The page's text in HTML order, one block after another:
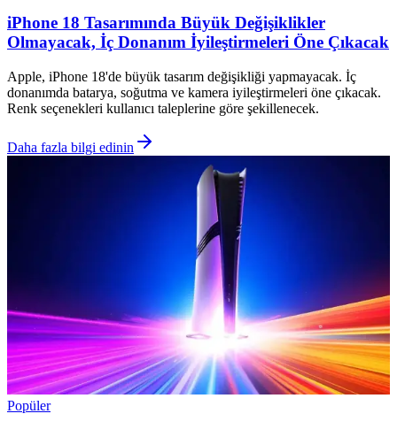
iPhone 18 Tasarımında Büyük Değişiklikler
Olmayacak, İç Donanım İyileştirmeleri Öne Çıkacak
Apple, iPhone 18'de büyük tasarım değişikliği yapmayacak. İç
donanımda batarya, soğutma ve kamera iyileştirmeleri öne çıkacak.
Renk seçenekleri kullanıcı taleplerine göre şekillenecek.
Daha fazla bilgi edinin
Popüler